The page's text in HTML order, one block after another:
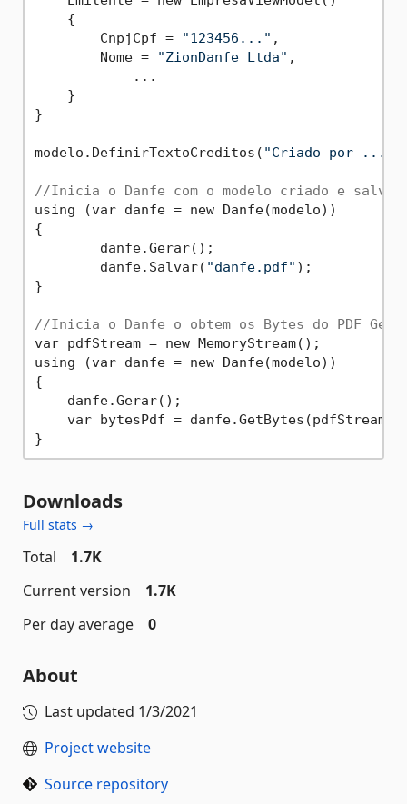
    {
        CnpjCpf =
"123456..." ,
        Nome =
"ZionDanfe Ltda" ,
    }
}
modelo.DefinirTextoCreditos( "Criado por ..."
//Inicia o Danfe com o modelo criado e salva
using (var danfe = new Danfe(modelo))
{
	danfe.Salvar(
"danfe.pdf" );
}
//Inicia o Danfe o obtem os Bytes do PDF
var pdfStream = new
using (var danfe = new Danfe(modelo))
{
    danfe.Gerar();
    var bytesPdf = danfe.GetBytes(pdfStream);
Downloads
Full stats →
Total
1.7K
Current version
1.7K
Per day average
0
About
Last updated 1/3/2021
Project website
Source repository